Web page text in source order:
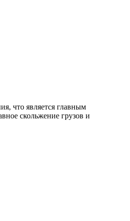
что является главным
скольжение грузов и